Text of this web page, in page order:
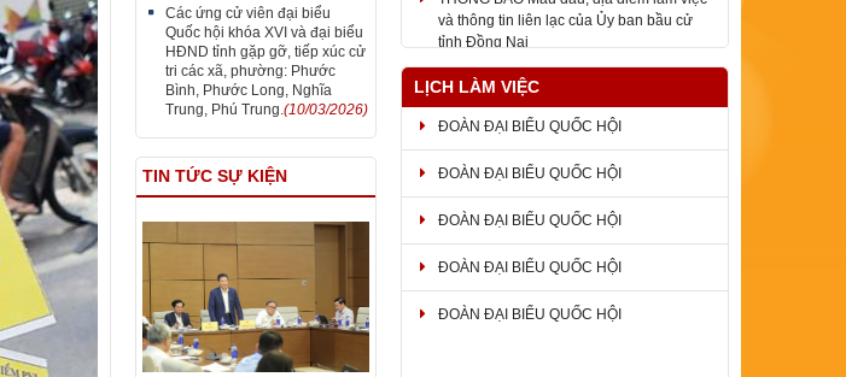
Các ứng cử viên đại biểu
Quốc hội khóa XVI và đại biểu
HĐND tỉnh gặp gỡ, tiếp xúc cử
tri các xã, phường: Phước
Bình, Phước Long, Nghĩa
Trung, Phú Trung.(10/03/2026)
TIN TỨC SỰ KIỆN
và thông tin liên lạc của Ủy ban bầu cử
tỉnh Đồng Nai
LỊCH LÀM VIỆC
ĐOÀN ĐẠI BIỂU QUỐC HỘI
ĐOÀN ĐẠI BIỂU QUỐC HỘI
ĐOÀN ĐẠI BIỂU QUỐC HỘI
ĐOÀN ĐẠI BIỂU QUỐC HỘI
ĐOÀN ĐẠI BIỂU QUỐC HỘI